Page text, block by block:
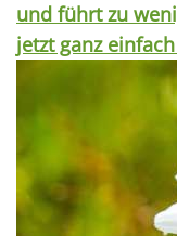
und führt zu
jetzt ganz